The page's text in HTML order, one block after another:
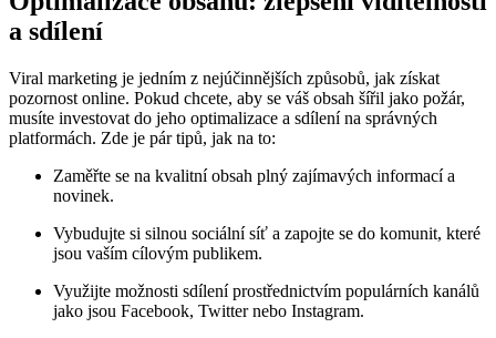
a sdílení
Viral marketing je jedním z nejúčinnějších způsobů, jak získat
pozornost online. Pokud chcete, aby se váš obsah šířil jako požár,
musíte investovat do jeho optimalizace a sdílení na správných
platformách. Zde je pár tipů, jak na to:
Zaměřte se na kvalitní obsah plný zajímavých informací a
novinek.
Vybudujte si silnou sociální síť a zapojte se do komunit, které
jsou vaším cílovým publikem.
Využijte možnosti sdílení prostřednictvím populárních kanálů
jako jsou Facebook, Twitter nebo Instagram.